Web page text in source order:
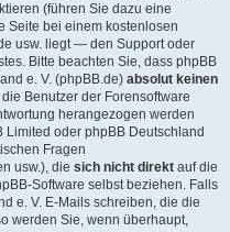
(führen Sie dazu eine
Seite bei einem kostenlosen
usw. liegt — den Support oder
Bitte beachten Sie, dass phpBB
e. V. (phpBB.de) absolut keinen
Benutzer der Forensoftware
herangezogen werden
oder phpBB Deutschland
Fragen
usw.), die sich nicht direkt auf die
Software selbst beziehen. Falls
e. V. E-Mails schreiben, die die
werden Sie, wenn überhaupt,